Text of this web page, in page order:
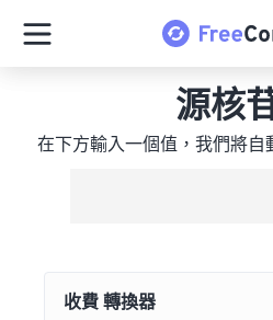
源核
在下方輸入一個值，我們將自